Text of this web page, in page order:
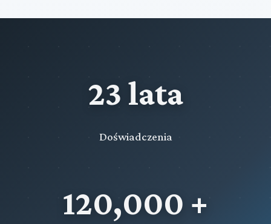
23 lata
Doświadczenia
120,000 +